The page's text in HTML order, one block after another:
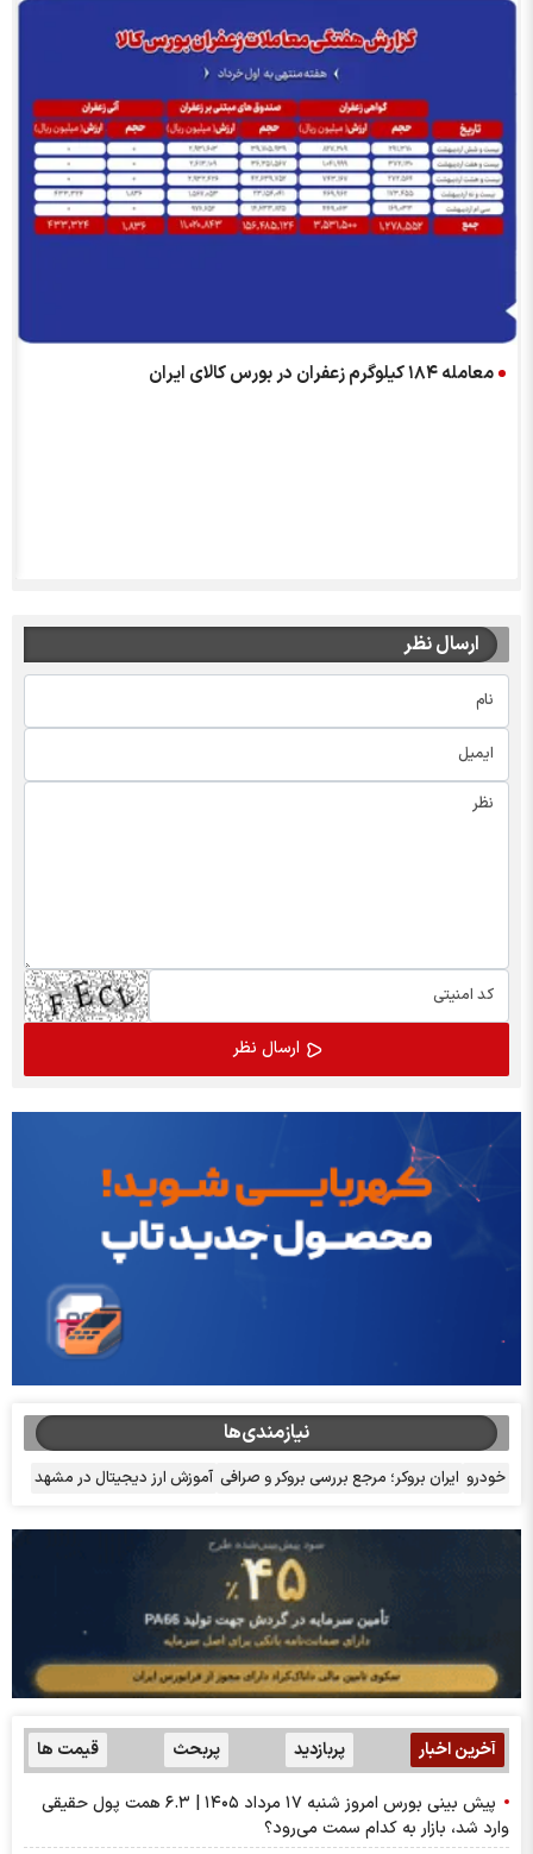
معامله ۱۸۴ کیلوگرم زعفران در بورس کالای ایران
ارسال نظر
نیازمندی‌ها
خودرو ایران بروکر؛ مرجع بررسی بروکر و صرافی آموزش ارز دیجیتال در مشهد
آخرین اخبار پربازدید پربحث قیمت ها
پیش بینی بورس امروز شنبه ۱۷ مرداد ۱۴۰۵ | ۶.۳ همت پول حقیقی
وارد شد، بازار به کدام سمت می‌رود؟